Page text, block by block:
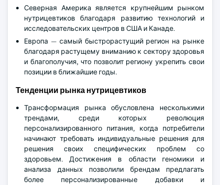
Северная Америка является крупнейшим рынком
нутрицевтиков благодаря развитию технологий и
исследовательских центров в США и Канаде.
Европа — самый быстрорастущий регион на рынке
благодаря растущему вниманию к сектору здоровья
и благополучия, что позволит региону укрепить свои
позиции в ближайшие годы.
Тенденции рынка нутрицевтиков
Трансформация рынка обусловлена несколькими
трендами, среди которых революция
персонализированного питания, когда потребители
начинают требовать индивидуальные решения для
решения своих специфических проблем со
здоровьем. Достижения в области геномики и
анализа данных позволили брендам предлагать
более персонализированные добавки и